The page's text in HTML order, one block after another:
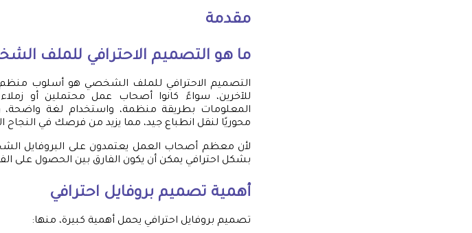
مقدمة
ما هو التصميم الاحترافي للملف
التصميم الاحترافي للملف الشخصي هو أسلوب
للآخرين، سواءً كانوا أصحاب عمل محتملين أو
المعلومات بطريقة منظمة، واستخدام لغة
محوريًا لنقل انطباع جيد، مما يزيد من فرصك في النجاح
لأن معظم أصحاب العمل يعتمدون على البروفايل
بشكل احترافي يمكن أن يكون الفارق بين الحصول على
أهمية تصميم بروفايل احترافي
تصميم بروفايل احترافي يحمل أهمية كبيرة، منها: